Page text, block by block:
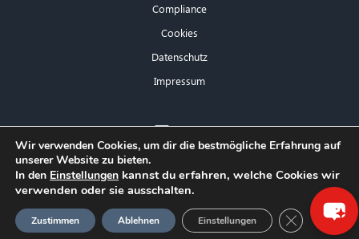
Compliance
Cookies
Datenschutz
Impressum
Wir verwenden Cookies, um dir die bestmögliche Erfahrung auf
unserer Website zu bieten.
In den Einstellungen kannst du erfahren, welche Cookies wir
verwenden oder sie ausschalten.
Zustimmen Ablehnen Einstellungen GDPR